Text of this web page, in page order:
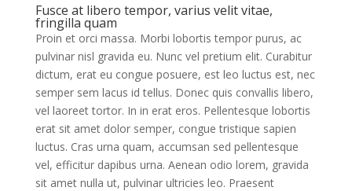
Fusce at libero tempor, varius velit vitae,
fringilla quam
Proin et orci massa. Morbi lobortis tempor purus, ac
pulvinar nisl gravida eu. Nunc vel pretium elit. Curabitur
dictum, erat eu congue posuere, est leo luctus est, nec
semper sem lacus id tellus. Donec quis convallis libero,
vel laoreet tortor. In in erat eros. Pellentesque lobortis
erat sit amet dolor semper, congue tristique sapien
luctus. Cras urna quam, accumsan sed pellentesque
vel, efficitur dapibus urna. Aenean odio lorem, gravida
sit amet nulla ut, pulvinar ultricies leo. Praesent